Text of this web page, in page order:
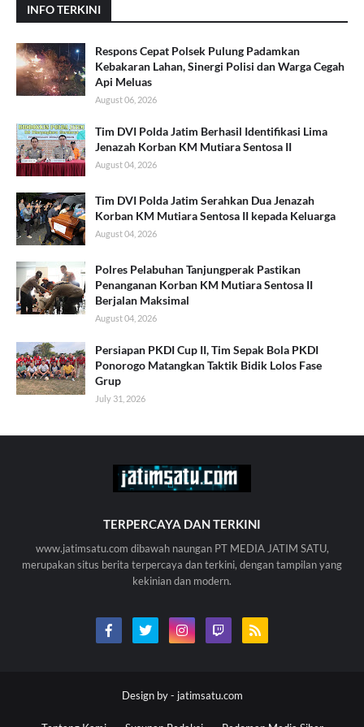
INFO TERKINI
Respons Cepat Polsek Pulung Padamkan
Kebakaran Lahan, Sinergi Polisi dan Warga Cegah
Api Meluas
August 06, 2026
Tim DVI Polda Jatim Berhasil Identifikasi Lima
Jenazah Korban KM Mutiara Sentosa II
August 04, 2026
Tim DVI Polda Jatim Serahkan Dua Jenazah
Korban KM Mutiara Sentosa II kepada Keluarga
August 04, 2026
Polres Pelabuhan Tanjungperak Pastikan
Penanganan Korban KM Mutiara Sentosa II
Berjalan Maksimal
August 04, 2026
Persiapan PKDI Cup II, Tim Sepak Bola PKDI
Ponorogo Matangkan Taktik Bidik Lolos Fase
Grup
July 31, 2026
TERPERCAYA DAN TERKINI
www.jatimsatu.com dibawah naungan PT MEDIA JATIM SATU,
merupakan situs berita terpercaya dan terkini, dengan tampilan yang
kekinian dan modern.
Design by - jatimsatu.com